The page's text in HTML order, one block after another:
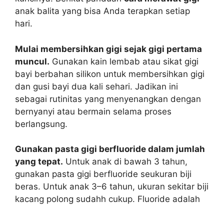
anak balita yang bisa Anda terapkan setiap
hari.
Mulai membersihkan gigi sejak gigi pertama
muncul. Gunakan kain lembab atau sikat gigi
bayi berbahan silikon untuk membersihkan gigi
dan gusi bayi dua kali sehari. Jadikan ini
sebagai rutinitas yang menyenangkan dengan
bernyanyi atau bermain selama proses
berlangsung.
Gunakan pasta gigi berfluoride dalam jumlah
yang tepat. Untuk anak di bawah 3 tahun,
gunakan pasta gigi berfluoride seukuran biji
beras. Untuk anak 3–6 tahun, ukuran sekitar biji
kacang polong sudahh cukup. Fluoride adalah